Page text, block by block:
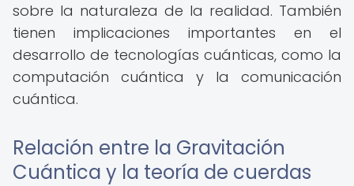
sobre la naturaleza de la realidad. También
tienen implicaciones importantes en el
desarrollo de tecnologías cuánticas, como la
computación cuántica y la comunicación
cuántica.
Relación entre la Gravitación
Cuántica y la teoría de cuerdas